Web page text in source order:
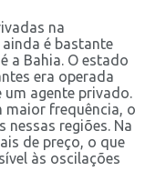
na
é bastante
a Bahia. O estado
era operada
um agente privado.
maior frequência, o
nessas regiões. Na
de preço, o que
às oscilações